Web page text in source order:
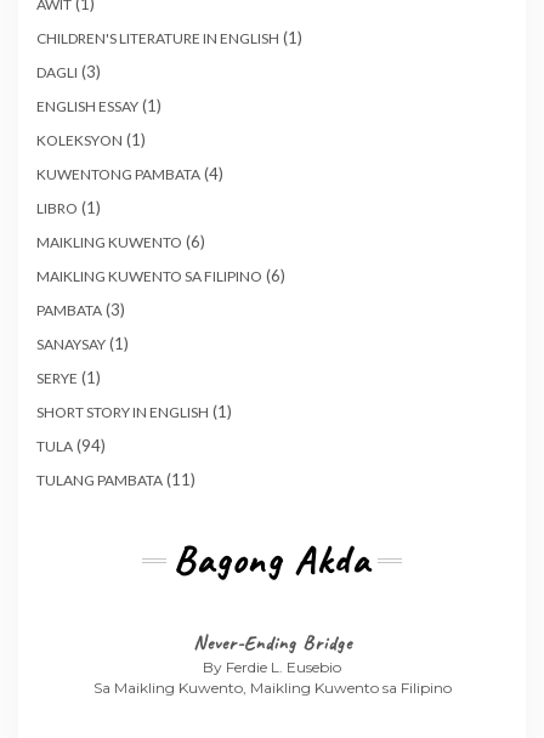
AWIT (1)
CHILDREN'S LITERATURE IN ENGLISH (1)
DAGLI (3)
ENGLISH ESSAY (1)
KOLEKSYON (1)
KUWENTONG PAMBATA (4)
LIBRO (1)
MAIKLING KUWENTO (6)
MAIKLING KUWENTO SA FILIPINO (6)
PAMBATA (3)
SANAYSAY (1)
SERYE (1)
SHORT STORY IN ENGLISH (1)
TULA (94)
TULANG PAMBATA (11)
Bagong Akda
Never-Ending Bridge
By Ferdie L. Eusebio
Sa Maikling Kuwento, Maikling Kuwento sa Filipino